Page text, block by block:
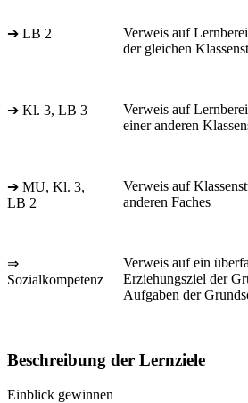
➔ LB 2
Verweis auf
der gleichen
➔ Kl. 3, LB 3
Verweis auf
einer anderen
➔ MU, Kl. 3,
LB 2
Verweis auf
anderen Faches
⇒
Sozialkompetenz
Verweis auf ein
Erziehungsziel der
Aufgaben der
Beschreibung der Lernziele
Einblick gewinnen